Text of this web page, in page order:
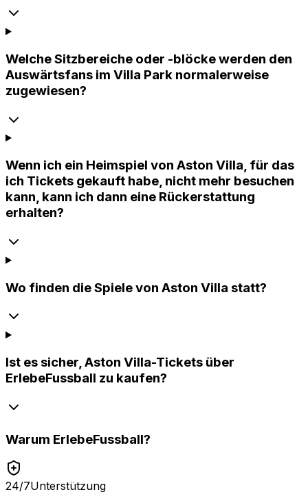
Welche Sitzbereiche oder -blöcke werden den
Auswärtsfans im Villa Park normalerweise
zugewiesen?
Wenn ich ein Heimspiel von Aston Villa, für das
ich Tickets gekauft habe, nicht mehr besuchen
kann, kann ich dann eine Rückerstattung
erhalten?
Wo finden die Spiele von Aston Villa statt?
Ist es sicher, Aston Villa-Tickets über
ErlebeFussball zu kaufen?
Warum ErlebeFussball?
24/7Unterstützung